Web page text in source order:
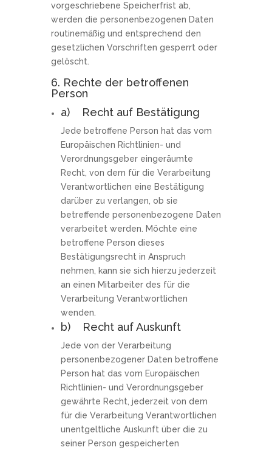
vorgeschriebene Speicherfrist ab,
werden die personenbezogenen Daten
routinemäßig und entsprechend den
gesetzlichen Vorschriften gesperrt oder
gelöscht.
6. Rechte der betroffenen
Person
a) Recht auf Bestätigung
Jede betroffene Person hat das vom
Europäischen Richtlinien- und
Verordnungsgeber eingeräumte
Recht, von dem für die Verarbeitung
Verantwortlichen eine Bestätigung
darüber zu verlangen, ob sie
betreffende personenbezogene Daten
verarbeitet werden. Möchte eine
betroffene Person dieses
Bestätigungsrecht in Anspruch
nehmen, kann sie sich hierzu jederzeit
an einen Mitarbeiter des für die
Verarbeitung Verantwortlichen
wenden.
b) Recht auf Auskunft
Jede von der Verarbeitung
personenbezogener Daten betroffene
Person hat das vom Europäischen
Richtlinien- und Verordnungsgeber
gewährte Recht, jederzeit von dem
für die Verarbeitung Verantwortlichen
unentgeltliche Auskunft über die zu
seiner Person gespeicherten